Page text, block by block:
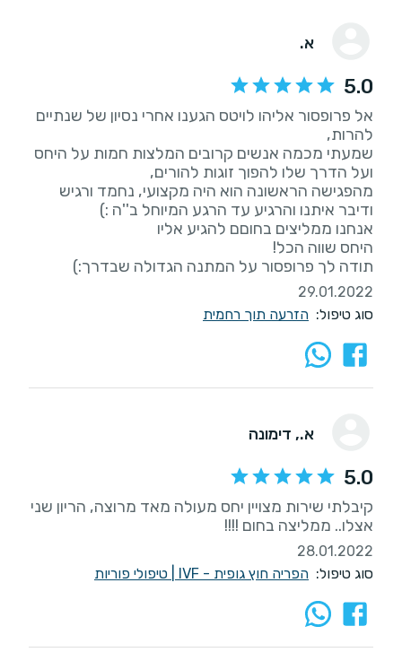
א.
5.0
אל פרופסור אליהו לויטס הגענו אחרי נסיון של שנתיים
שמעתי מכמה אנשים קרובים המלצות חמות על היחס
מהפגישה הראשונה הוא היה מקצועי, נחמד ורגיש
תודה לך פרופסור על המתנה הגדולה שבדרך:)
29.01.2022
סוג טיפול: הזרעה תוך רחמית
א., דימונה
5.0
קיבלתי שירות מצויין יחס מעולה מאד מרוצה, הריון שני
אצלו.. ממליצה בחום !!!!
28.01.2022
סוג טיפול: הפריה חוץ גופית - IVF טיפולי פוריות